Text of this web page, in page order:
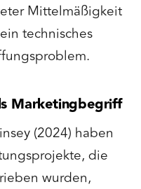
Mittelmäßigkeit
technisches
Marketingbegriff
(2024) haben
die
wurden,